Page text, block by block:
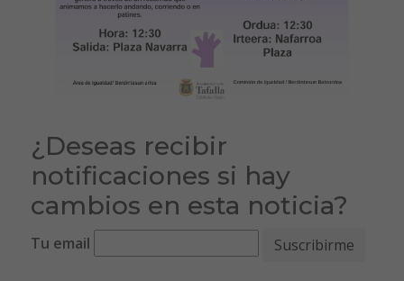
¿Deseas recibir
notificaciones si hay
cambios en esta noticia?
Tu email